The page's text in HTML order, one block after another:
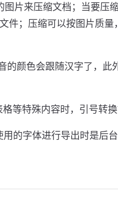
片来压缩文档；当要压
件；压缩可以按图片质量
的颜色会跟随汉字了，此
等特殊内容时，引号转
的字体进行导出时是后